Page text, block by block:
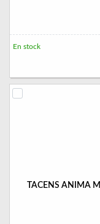
En stock
TACENS ANIMA